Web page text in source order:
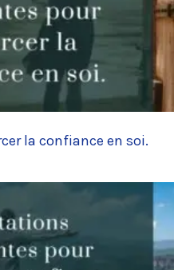
la confiance en soi.